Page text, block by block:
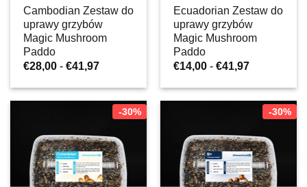
Cambodian Zestaw do
uprawy grzybów
Magic Mushroom
Paddo
€28,00 - €41,97Zakres
od
€28,00
€41,97
Ecuadorian Zestaw do
uprawy grzybów
Magic Mushroom
Paddo
€14,00 - €41,97Zakres
od
€14,00
€41,97
-30% -30%